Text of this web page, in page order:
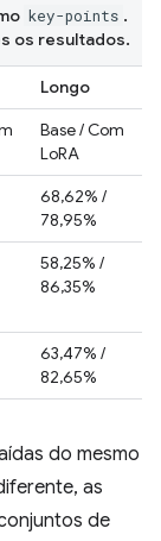
Longo
Base / Com
LoRA
68,62% /
78,95%
58,25% /
86,35%
63,47% /
82,65%
key-points .
os resultados.
do mesmo
as
de